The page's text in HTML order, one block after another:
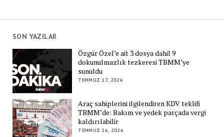
SON YAZILAR
Özgür Özel’e ait 3 dosya dahil 9
dokunulmazlık tezkeresi TBMM’ye
sunuldu
TEMMUZ 17, 2026
Araç sahiplerini ilgilendiren KDV teklifi
TBMM’de: Bakım ve yedek parçada vergi
kaldırılabilir
TEMMUZ 16, 2026